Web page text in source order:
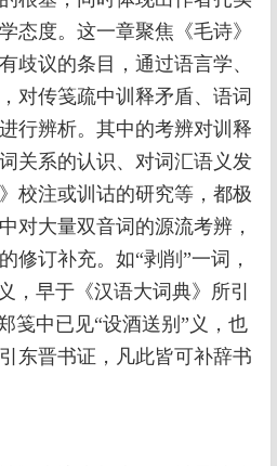
态度。这一章聚焦《毛诗》
歧议的条目，通过语言学、
对传笺疏中训释矛盾、语词
行辨析。其中的考辨对训释
关系的认识、对词汇语义发
校注或训诂的研究等，都极
对大量双音词的源流考辨，
修订补充。如“剥削”一词，
，早于《汉语大词典》所引
笺中已见“设酒送别”义，也
东晋书证，凡此皆可补辞书